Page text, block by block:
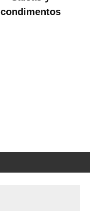
condimentos